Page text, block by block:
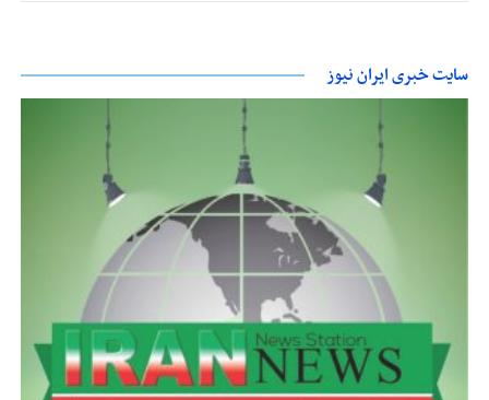
سایت خبری ایران نیوز